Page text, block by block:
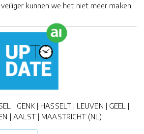
kunnen we het niet meer maken.
| GENK | HASSELT | LEUVEN | GEEL |
| AALST | MAASTRICHT (NL)